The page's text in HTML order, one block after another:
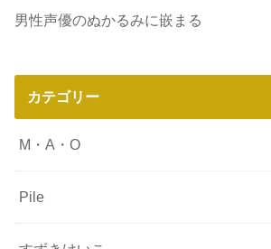
男性声優のぬかるみに嵌まる
カテゴリー
M・A・O
Pile